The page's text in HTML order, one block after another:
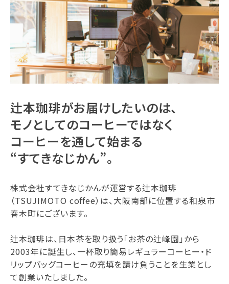
辻本珈琲がお届けしたいのは、
モノとしてのコーヒーではなく
コーヒーを通して始まる
“すてきなじかん”。
株式会社すてきなじかんが運営する辻本珈琲
（TSUJIMOTO coffee）は、大阪南部に位置する和泉市
春木町にございます。
辻本珈琲は、日本茶を取り扱う「お茶の辻峰園」から
2003年に誕生し、一杯取り簡易レギュラーコーヒー・ド
リップバッグコーヒーの充填を請け負うことを生業とし
て創業いたしました。